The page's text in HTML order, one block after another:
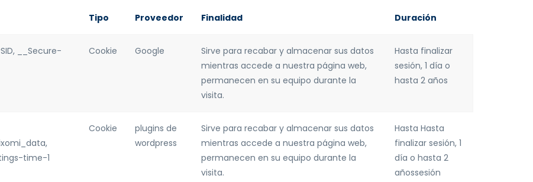
Tipo Proveedor Finalidad Duración
__Secure-
Cookie Google
Sirve para recabar y almacenar sus datos
mientras accede a nuestra página web,
permanecen en su equipo durante la
visita.
Hasta finalizar
sesión, 1 día o
hasta 2 años
time-1
Cookie
plugins de
wordpress
Sirve para recabar y almacenar sus datos
mientras accede a nuestra página web,
permanecen en su equipo durante la
visita.
Hasta Hasta
finalizar sesión, 1
día o hasta 2
añossesión